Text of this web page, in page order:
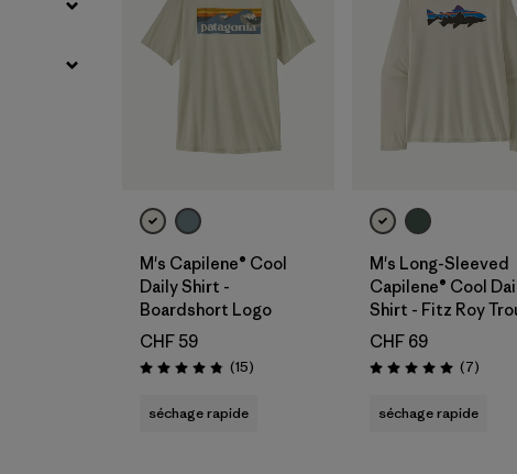
M's Capilene® Cool
Daily Shirt -
Boardshort Logo
CHF 59
Évaluation: 4.8 / 5
(15Avis
)
séchage rapide
M's Long-Sleeved
Capilene® Cool
Shirt - Fitz Roy
CHF 69
Évaluation: 5.0 / 5
(7Avis
)
séchage rapide